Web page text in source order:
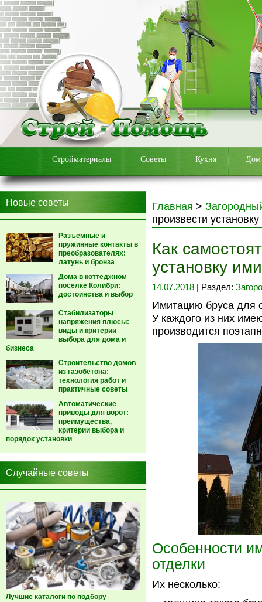
Стройматериалы Советы Кухня Дом
Новые советы
Разъемные и
пружинные контакты в
преобразователях:
латунь и бронза
Дома в коттеджном
поселке Колибри:
достоинства и выбор
Стабилизаторы
напряжения плюсы:
виды и критерии
выбора для дома и
бизнеса
Строительство домов
из газобетона:
технология работ и
практичные советы
Автоматические
приводы для ворот:
преимущества,
критерии выбора и
порядок установки
Случайные советы
Лучшие каталоги по подбору
Главная >
произвести
Как
установку
14.07.2018 | Раздел:
Имитацию бруса для
У каждого из них
производится
Особенности
отделки
Их несколько: